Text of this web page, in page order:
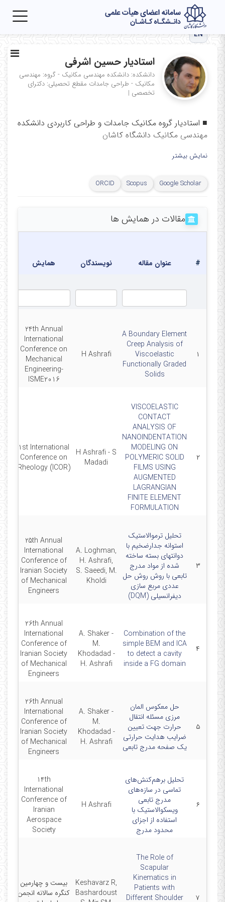
EN
استادیار حسین اشرفی
دانشکده: دانشکده مهندسی مکانیک - گروه: مهندسی
مکانیک - طراحی جامدات مقطع تحصیلی: دکترای
تخصصی |
■ استادیار گروه مکانیک جامدات و طراحی کاربردی دانشکده
مهندسی مکانیک دانشگاه کاشان
■دکتری تخصصی مکانیک محاسباتی و طراحی کاربردی از
■تلفن:۵۵۹۱۳۴۳۹ ۰۳۱
تارنما:https://faculty.kashanu.ac.ir/hashrafi
My affiliation
مهندسی مکانیک دانشگاه کاشان
نمایش بیشتر
Google Scholar
Scopus
ORCID
مقالات در همایش ها
# عنوان مقاله نویسندگان همایش
۱
A Boundary Element
Creep Analysis of
Viscoelastic
Functionally Graded
Solids
H Ashrafi
24th Annual
International
Conference on
Mechanical
Engineering-
ISME2016
۲
VISCOELASTIC
CONTACT
ANALYSIS OF
NANOINDENTATION
MODELING ON
POLYMERIC SOLID
FILMS USING
AUGMENTED
LAGRANGIAN
FINITE ELEMENT
FORMULATION
H Ashrafi - S
Madadi
1st International
Conference on
Rheology (ICOR)
۳
تحلیل ترموالاستیک
استوانه جدارضخیم با
دوانتهای بسته ساخته
شده از مواد مدرج
تابعی با روش روش حل
عددی مربع سازی
دیفرانسیلی (DQM)
A. Loghman,
H. Ashrafi,
S. Saeedi, M.
Kholdi
25th Annual
International
Conference of
Iranian Society
of Mechanical
Engineers
۴
Combination of the
simple BEM and ICA
to detect a cavity
inside a FG domain
A. Shaker -
M.
Khodadad -
H. Ashrafi
26th Annual
International
Conference of
Iranian Society
of Mechanical
Engineers
۵
حل معکوس المان
مرزی مسئله انتقال
حرارت جهت تعیین
ضرایب هدایت حرارتی
یک صفحه مدرج تابعی
A. Shaker -
M.
Khodadad -
H. Ashrafi
26th Annual
International
Conference of
Iranian Society
of Mechanical
Engineers
۶
تحلیل برهم‌کنش‌های
تماسی در سازه‌های
مدرج تابعی
ویسکوالاستیک با
استفاده از اجزای
محدود مدرج
H Ashrafi
14th
International
Conference of
Iranian
Aerospace
Society
۷
The Role of
Scapular
Kinematics in
Patients with
Different Shoulder
Keshavarz R,
Bashardoust
بیست و چهارمین
کنگره سالانه انجمن